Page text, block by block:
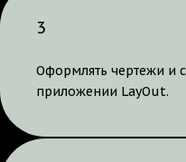
3
Оформлять чертежи и
приложении LayOut.